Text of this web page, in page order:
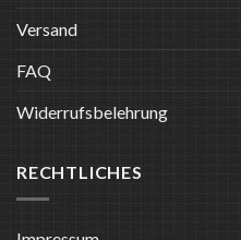
Versand
FAQ
Widerrufsbelehrung
RECHTLICHES